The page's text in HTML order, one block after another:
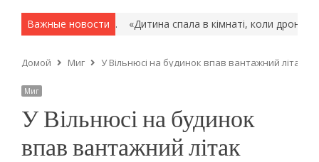
Важные новости
и армейские методы. «Дитина спала в кімнаті, коли дрон
Домой Миг У Вільнюсі на будинок впав вантажний літак
Миг
У Вільнюсі на будинок
впав вантажний літак